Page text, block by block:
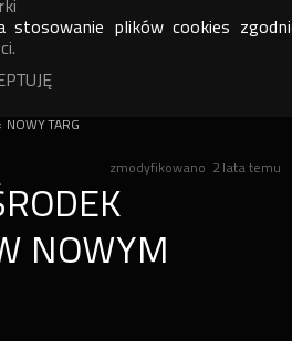
stosowanie plików cookies
NOWY TARG
zmodyfikowano 2 lata temu
NOWYM